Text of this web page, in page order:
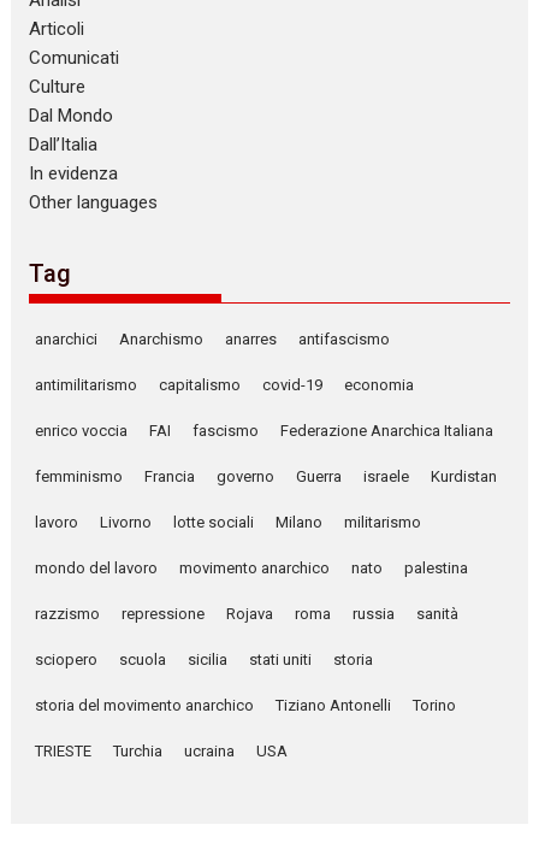
Articoli
Comunicati
Culture
Dal Mondo
Dall’Italia
In evidenza
Other languages
Tag
anarchici Anarchismo anarres antifascismo
antimilitarismo capitalismo covid-19 economia
enrico voccia FAI fascismo Federazione Anarchica Italiana
femminismo Francia governo Guerra israele Kurdistan
lavoro Livorno lotte sociali Milano militarismo
mondo del lavoro movimento anarchico nato palestina
razzismo repressione Rojava roma russia sanità
sciopero scuola sicilia stati uniti storia
storia del movimento anarchico Tiziano Antonelli Torino
TRIESTE Turchia ucraina USA